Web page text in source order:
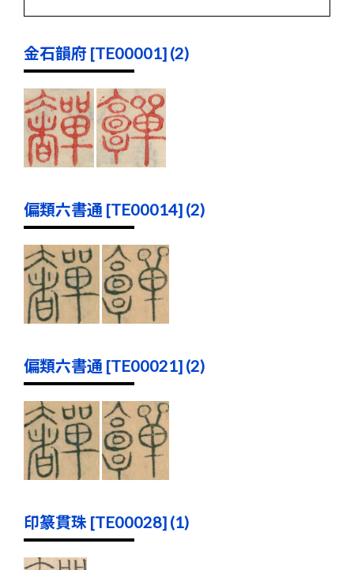
金石韻府 [TE00001] (2)
偏類六書通 [TE00014] (2)
偏類六書通 [TE00021] (2)
印篆貫珠 [TE00028] (1)